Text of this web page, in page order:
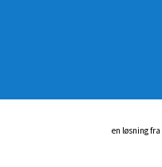
en løsning fra